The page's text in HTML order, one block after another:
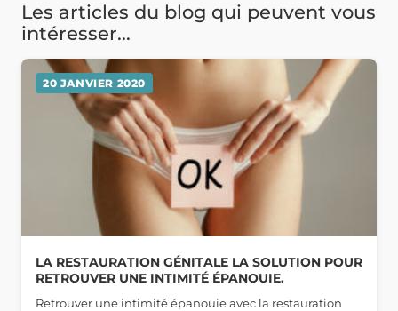
Les articles du blog qui peuvent vous
intéresser...
LA RESTAURATION GÉNITALE LA SOLUTION POUR
RETROUVER UNE INTIMITÉ ÉPANOUIE.
20 JANVIER 2020
Retrouver une intimité épanouie avec la restauration